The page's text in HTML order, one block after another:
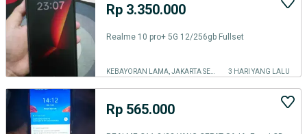
Rp 3.350.000
Realme 10 pro+ 5G 12/256gb Fullset
3 HARI YANG LALU
Rp 565.000